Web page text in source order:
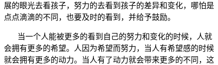
展的眼光去看孩子，努力的去看到孩子的差异和变化，哪怕是
点点滴滴的不同，也要及时的看到，并给予鼓励。
当一个人能被更多的看到自己的努力和变化的时候，人就
会拥有更多的希望。人因为希望而努力，当人有希望感的时候
就会拥有更多的动力。当人有了动力就会带来更多的不同，这